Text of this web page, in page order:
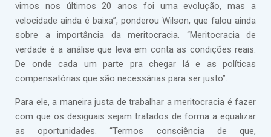
vimos nos últimos 20 anos foi uma evolução, mas a
velocidade ainda é baixa”, ponderou Wilson, que falou ainda
sobre a importância da meritocracia. “Meritocracia de
verdade é a análise que leva em conta as condições reais.
De onde cada um parte pra chegar lá e as políticas
compensatórias que são necessárias para ser justo”.
Para ele, a maneira justa de trabalhar a meritocracia é fazer
com que os desiguais sejam tratados de forma a equalizar
as oportunidades. “Termos consciência de que,